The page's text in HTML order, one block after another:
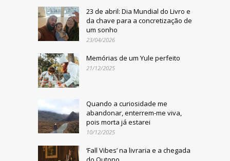
23 de abril: Dia Mundial do Livro e
da chave para a concretização de
um sonho
23/04/2026
Memórias de um Yule perfeito
21/12/2025
Quando a curiosidade me
abandonar, enterrem-me viva,
pois morta já estarei
10/12/2025
‘Fall Vibes’ na livraria e a chegada